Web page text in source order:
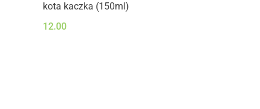
kota kaczka (150ml)
12.00